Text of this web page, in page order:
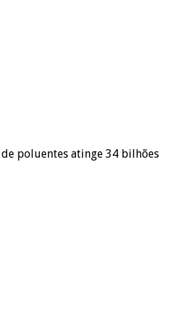
poluentes atinge 34 bilhões